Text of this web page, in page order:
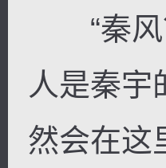
“秦风
人是秦宇
然会在这